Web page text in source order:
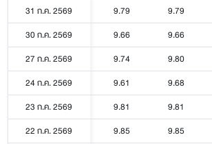
31 ก.ค. 2569
9.79 9.79
30 ก.ค. 2569
9.66 9.66
27 ก.ค. 2569
9.74 9.80
24 ก.ค. 2569
9.61 9.68
23 ก.ค. 2569
9.81 9.81
22 ก.ค. 2569
9.85 9.85